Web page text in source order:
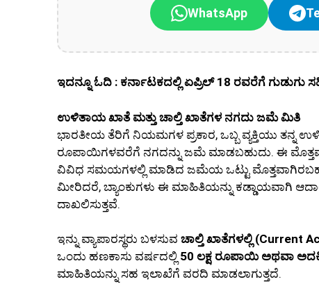
WhatsApp
ಇದನ್ನೂ ಓದಿ : ಕರ್ನಾಟಕದಲ್ಲಿ ಏಪ್ರಿಲ್ 18 ರವರೆಗೆ
ಉಳಿತಾಯ ಖಾತೆ ಮತ್ತು ಚಾಲ್ತಿ ಖಾತೆಗಳ ನಗದು ಜಮೆ ಮಿತಿ
ಭಾರತೀಯ ತೆರಿಗೆ ನಿಯಮಗಳ ಪ್ರಕಾರ, ಒಬ್ಬ ವ್ಯಕ್ತಿಯು ತನ್ನ
ರೂಪಾಯಿಗಳವರೆಗೆ ನಗದನ್ನು ಜಮೆ ಮಾಡಬಹುದು. ಈ
ವಿವಿಧ ಸಮಯಗಳಲ್ಲಿ ಮಾಡಿದ ಜಮೆಯ ಒಟ್ಟು
ಮೀರಿದರೆ, ಬ್ಯಾಂಕುಗಳು ಈ ಮಾಹಿತಿಯನ್ನು ಕಡ್ಡಾಯವಾಗಿ
ದಾಖಲಿಸುತ್ತವೆ.
ಇನ್ನು ವ್ಯಾಪಾರಸ್ಥರು ಬಳಸುವ ಚಾಲ್ತಿ ಖಾತೆಗಳಲ್ಲಿ (Current
ಒಂದು ಹಣಕಾಸು ವರ್ಷದಲ್ಲಿ 50 ಲಕ್ಷ ರೂಪಾಯಿ ಅಥವಾ
ಮಾಹಿತಿಯನ್ನು ಸಹ ಇಲಾಖೆಗೆ ವರದಿ ಮಾಡಲಾಗುತ್ತದೆ.